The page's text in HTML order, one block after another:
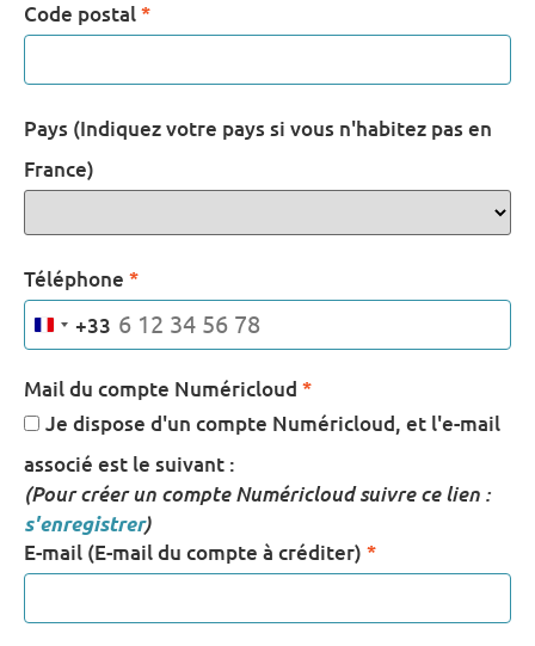
Code postal *
Pays (Indiquez votre pays si vous n'habitez pas en
France)
Téléphone *
FRANCE +33
+33
Mail du compte Numéricloud *
Je dispose d'un compte Numéricloud, et l'e-mail
associé est le suivant :
(Pour créer un compte Numéricloud suivre ce lien :
s'enregistrer)
E-mail (E-mail du compte à créditer) *